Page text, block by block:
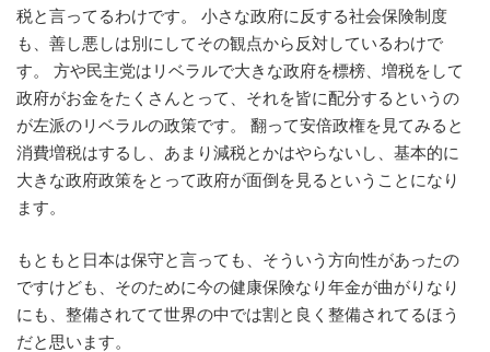
税と言ってるわけです。 小さな政府に反する社会保険制度
も、善し悪しは別にしてその観点から反対しているわけで
す。 方や民主党はリベラルで大きな政府を標榜、増税をして
政府がお金をたくさんとって、それを皆に配分するというの
が左派のリベラルの政策です。 翻って安倍政権を見てみると
消費増税はするし、あまり減税とかはやらないし、基本的に
大きな政府政策をとって政府が面倒を見るということになり
ます。
もともと日本は保守と言っても、そういう方向性があったの
ですけども、そのために今の健康保険なり年金が曲がりなり
にも、整備されてて世界の中では割と良く整備されてるほう
だと思います。